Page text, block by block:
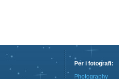
Per i fotografi:
Photography